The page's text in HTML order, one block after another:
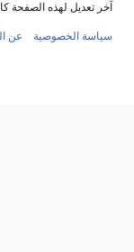
لهذه الصفحة كان في 22:27, 29 أكتوبر 2013.
الخصوصية عن المعرفة